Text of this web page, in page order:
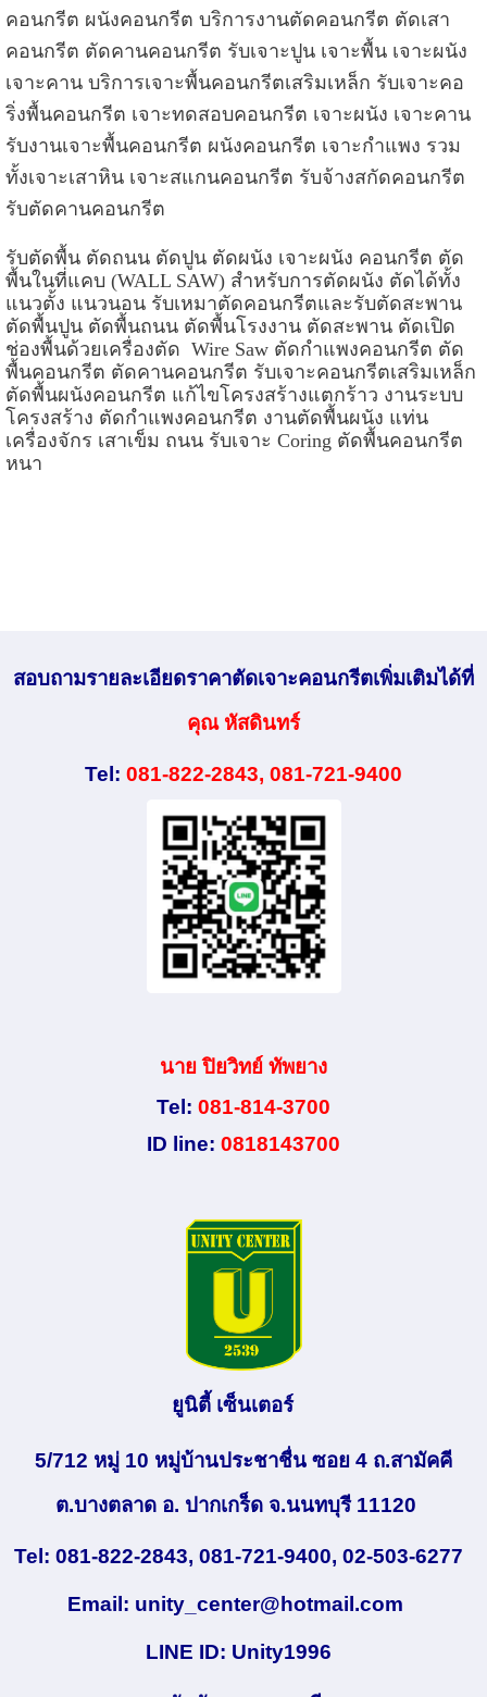
คอนกรีต ผนังคอนกรีต บริการงานตัดคอนกรีต ตัดเสา
คอนกรีต ตัดคานคอนกรีต รับเจาะปูน เจาะพื้น เจาะผนัง
เจาะคาน บริการเจาะพื้นคอนกรีตเสริมเหล็ก รับเจาะคอ
ริ่งพื้นคอนกรีต เจาะทดสอบคอนกรีต เจาะผนัง เจาะคาน
รับงานเจาะพื้นคอนกรีต ผนังคอนกรีต เจาะกำแพง รวม
ทั้งเจาะเสาหิน เจาะสแกนคอนกรีต รับจ้างสกัดคอนกรีต
รับตัดคานคอนกรีต
รับตัดพื้น ตัดถนน ตัดปูน ตัดผนัง เจาะผนัง คอนกรีต ตัด
พื้นในที่แคบ (WALL SAW) สำหรับการตัดผนัง ตัดได้ทั้ง
แนวตั้ง แนวนอน รับเหมาตัดคอนกรีตและรับตัดสะพาน
ตัดพื้นปูน ตัดพื้นถนน ตัดพื้นโรงงาน ตัดสะพาน ตัดเปิด
ช่องพื้นด้วยเครื่องตัด Wire Sawตัดกำแพงคอนกรีต ตัด
พื้นคอนกรีต ตัดคานคอนกรีต รับเจาะคอนกรีตเสริมเหล็ก
ตัดพื้นผนังคอนกรีต แก้ไขโครงสร้างแตกร้าว งานระบบ
โครงสร้าง ตัดกำแพงคอนกรีต งานตัดพื้นผนัง แท่น
เครื่องจักร เสาเข็ม ถนน รับเจาะ Coring ตัดพื้นคอนกรีต
หนา
สอบถามรายละเอียดราคาตัดเจาะคอนกรีตเพิ่มเติมได้ที่
คุณ หัสดินทร์
Tel: 081-822-2843, 081-721-9400
นาย ปิยวิทย์ ทัพยาง
Tel: 081-814-3700
ID line: 0818143700
ยูนิตี้ เซ็นเตอร์
5/712 หมู่ 10 หมู่บ้านประชาชื่น ซอย 4 ถ.สามัคคี
ต.บางตลาด อ. ปากเกร็ด จ.นนทบุรี 11120
Tel: 081-822-2843, 081-721-9400, 02-503-6277
Email: unity_center@hotmail.com
LINE ID: Unity1996